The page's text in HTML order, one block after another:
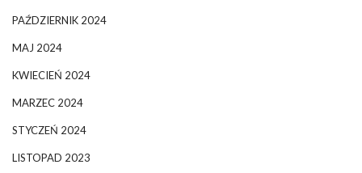
PAŹDZIERNIK 2024
MAJ 2024
KWIECIEŃ 2024
MARZEC 2024
STYCZEŃ 2024
LISTOPAD 2023